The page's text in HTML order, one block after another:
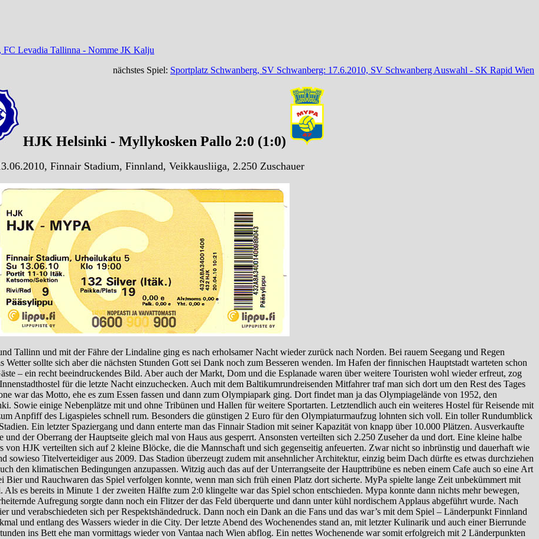
FC Levadia Tallinna - Nomme JK Kalju
nächstes Spiel: Sportplatz Schwanberg, SV Schwanberg: 17.6.2010, SV Schwanberg Auswahl - SK Rapid Wien
HJK Helsinki - Myllykosken Pallo 2:0 (1:0)
Finnair Stadium, Finnland, Veikkausliiga, 2.250 Zuschauer
Tallinn und mit der Fähre der Lindaline ging es nach erholsamer Nacht wieder zurück nach Norden. Bei rauem Seegang und Regen
sollte sich aber die nächsten Stunden Gott sei Dank noch zum Besseren wenden. Im Hafen der finnischen Hauptstadt warteten schon
– ein recht beeindruckendes Bild. Aber auch der Markt, Dom und die Esplanade waren über weitere Touristen wohl wieder erfreut, zog
für die letzte Nacht einzuchecken. Auch mit dem Baltikumrundreisenden Mitfahrer traf man sich dort um den Rest des Tages
war das Motto, ehe es zum Essen fassen und dann zum Olympiapark ging. Dort findet man ja das Olympiagelände von 1952, den
Sowie einige Nebenplätze mit und ohne Tribünen und Hallen für weitere Sportarten. Letztendlich auch ein weiteres Hostel für Reisende mit
Anpfiff des Ligaspieles schnell rum. Besonders die günstigen 2 Euro für den Olympiaturmaufzug lohnten sich voll. Ein toller Rundumblick
Ein letzter Spaziergang und dann enterte man das Finnair Stadion mit seiner Kapazität von knapp über 10.000 Plätzen. Ausverkaufte
der Oberrang der Hauptseite gleich mal von Haus aus gesperrt. Ansonsten verteilten sich 2.250 Zuseher da und dort. Eine kleine halbe
HJK verteilten sich auf 2 kleine Blöcke, die die Mannschaft und sich gegenseitig anfeuerten. Zwar nicht so inbrünstig und dauerhaft wie
Titelverteidiger aus 2009. Das Stadion überzeugt zudem mit ansehnlicher Architektur, einzig beim Dach dürfte es etwas durchziehen
den klimatischen Bedingungen anzupassen. Witzig auch das auf der Unterrangseite der Haupttribüne es neben einem Cafe auch so eine Art
Bier und Rauchwaren das Spiel verfolgen konnte, wenn man sich früh einen Platz dort sicherte. MyPa spielte lange Zeit unbekümmert mit
es bereits in Minute 1 der zweiten Hälfte zum 2:0 klingelte war das Spiel schon entschieden. Mypa konnte dann nichts mehr bewegen,
Aufregung sorgte dann noch ein Flitzer der das Feld überquerte und dann unter kühl nordischem Applaus abgeführt wurde. Nach
und verabschiedeten sich per Respektshändedruck. Dann noch ein Dank an die Fans und das war’s mit dem Spiel – Länderpunkt Finnland
und entlang des Wassers wieder in die City. Der letzte Abend des Wochenendes stand an, mit letzter Kulinarik und auch einer Bierrunde
ins Bett ehe man vormittags wieder von Vantaa nach Wien abflog. Ein nettes Wochenende war somit erfolgreich mit 2 Länderpunkten